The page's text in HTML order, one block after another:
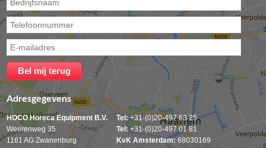
Adresgegevens
HOCO Horeca Equipment B.V.
Weerenweg 35
1161 AG Zwanenburg
Tel: +31-(0)20-497 63 25
Tel:+31-(0)20-497 01 81
KvK Amsterdam: 68030169